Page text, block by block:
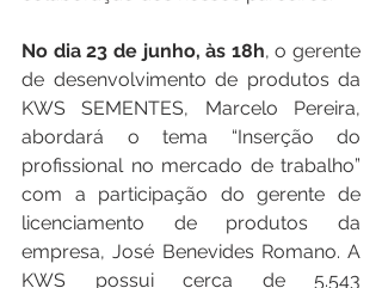
No dia 23 de junho, às 18h, o gerente
de desenvolvimento de produtos da
KWS SEMENTES, Marcelo Pereira,
abordará o tema “Inserção do
profissional no mercado de trabalho”
com a participação do gerente de
licenciamento de produtos da
empresa, José Benevides Romano. A
KWS possui cerca de 5.543